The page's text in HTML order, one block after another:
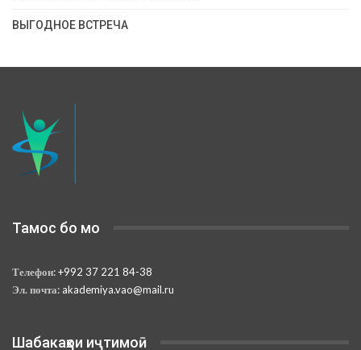
ВЫГОДНОЕ ВСТРЕЧА
Тамос бо мо
Телефон:+992 37 221 84-38
Эл. почта: akademiya.vao@mail.ru
Шабакаҳои иҷтимоӣ